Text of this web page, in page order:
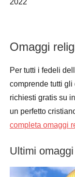
2022
Omaggi
Per tutti i fedeli
comprende tutti
richiesti gratis su
un perfetto
completa omaggi
Ultimi